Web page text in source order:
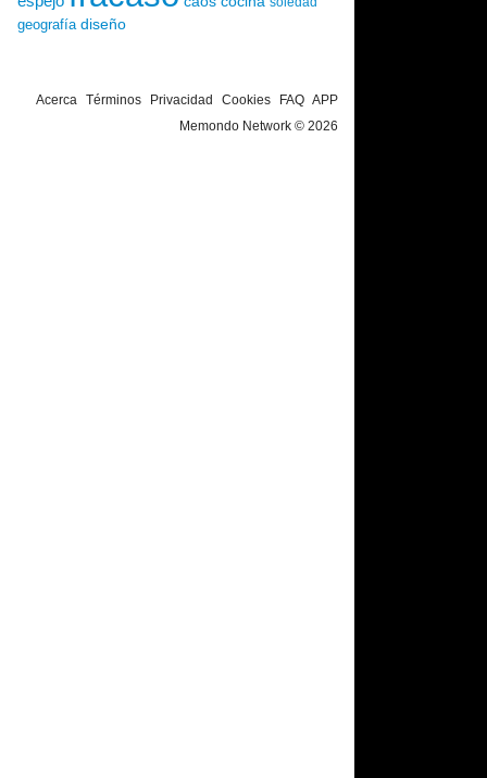
geografía diseño
Acerca Términos Privacidad Cookies FAQ APP
Memondo Network © 2026